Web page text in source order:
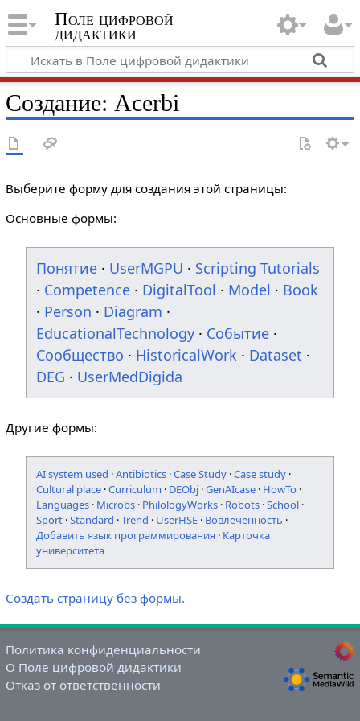
Поле цифровой
дидактики
Создание: Acerbi
Выберите форму для создания этой страницы:
Основные формы:
Понятие · UserMGPU · Scripting Tutorials
· Competence · DigitalTool · Model · Book
· Person · Diagram ·
EducationalTechnology · Событие ·
Сообщество · HistoricalWork · Dataset ·
DEG · UserMedDigida
Другие формы:
AI system used ·Antibiotics ·Case Study ·Case study ·
Cultural place ·Curriculum · DEObj ·GenAIcase · HowTo ·
Languages · Microbs · PhilologyWorks · Robots ·School ·
Sport ·Standard ·Trend · UserHSE · Вовлеченность ·
Добавить язык программирования · Карточка
университета
Создать страницу без формы.
Политика конфиденциальности
О Поле цифровой дидактики
Отказ от ответственности